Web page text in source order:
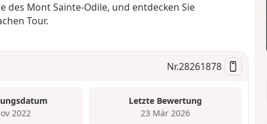
des Mont Sainte-Odile, und entdecken Sie
Tour.
Nr.28261878
2022
Letzte Bewertung
23 Mär 2026